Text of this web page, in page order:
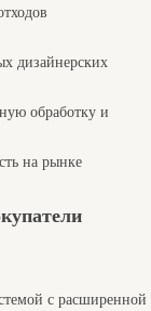
дизайнерских
обработку и
на рынке
с расширенной